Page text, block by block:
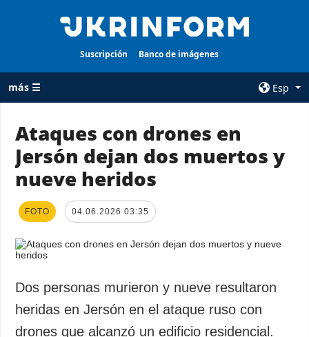
Suscripción Banco de imágenes
más ☰
Esp
TODAS LAS
CATEGORÍAS
Guerra
Reconstrucción
Política
Defensa
Sociedad y
Cultura
AGENCIA
privacidad y
protección de
datos personales
Ataques con drones en
Jersón dejan dos muertos y
nueve heridos
FOTO 04.06.2026 03:35
Dos personas murieron y nueve resultaron
heridas en Jersón en el ataque ruso con
drones que alcanzó un edificio residencial.